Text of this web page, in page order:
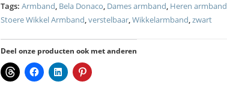
Tags: Armband, Bela Donaco, Dames armband, Heren armband
Stoere Wikkel Armband,verstelbaar,Wikkelarmband,zwart
Deel onze producten ook met anderen